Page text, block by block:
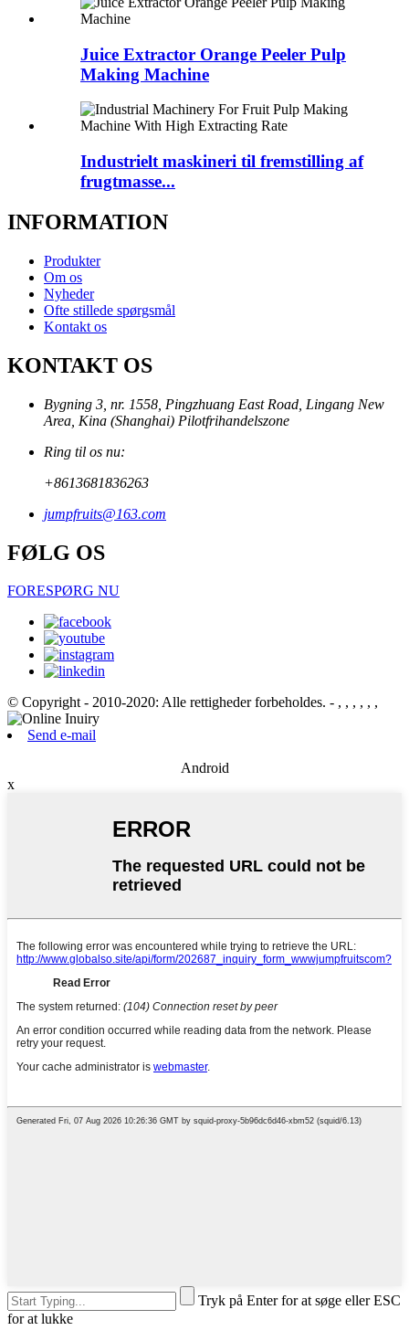
Juice Extractor Orange Peeler Pulp
Making Machine
Industrielt maskineri til fremstilling af
frugtmasse...
INFORMATION
Produkter
Om os
Nyheder
Ofte stillede spørgsmål
Kontakt os
KONTAKT OS
Bygning 3, nr. 1558, Pingzhuang East Road, Lingang New
Area, Kina (Shanghai) Pilotfrihandelszone
Ring til os nu:
+8613681836263
jumpfruits@163.com
FØLG OS
FORESPØRG NU
© Copyright - 2010-2020: Alle rettigheder forbeholdes. - , , , , , ,
Send e-mail
Android
x
Tryk på Enter for at søge eller ESC
for at lukke